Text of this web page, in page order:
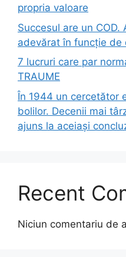
propria valoare
Succesul are un
adevărat în funcție
7 lucruri care par
TRAUME
În 1944 un cercetător
bolilor. Decenii mai
ajuns la aceiași
Recent
Niciun comentariu de